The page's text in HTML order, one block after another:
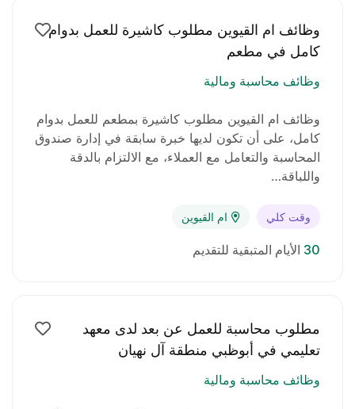
فرصة لاكتساب خبرة في قطاع التجزئة الغذائية
وظائف ام القيوين مطلوب كاشيرة للعمل بدوام
كامل في مطعم
وظائف محاسبة ومالية
وظائف ام القيوين مطلوب كاشيرة بمطعم للعمل بدوام
كامل، على أن تكون لديها خبرة سابقة في إدارة صندوق
المحاسبة والتعامل مع العملاء، مع الالتزام بالدقة
واللباقة…
وقت كلي ام القيوين
30 الأيام المتبقية للتقديم
مطلوب محاسبة للعمل عن بعد لدى معهد
تعليمي في أبوظبي منطقة آل نهيان
وظائف محاسبة ومالية